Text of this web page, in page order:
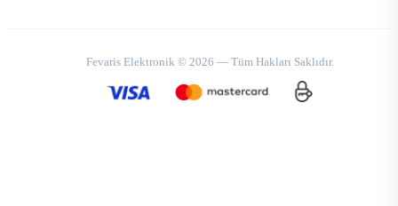
Fevaris Elektronik © 2026 — Tüm Hakları Saklıdır.